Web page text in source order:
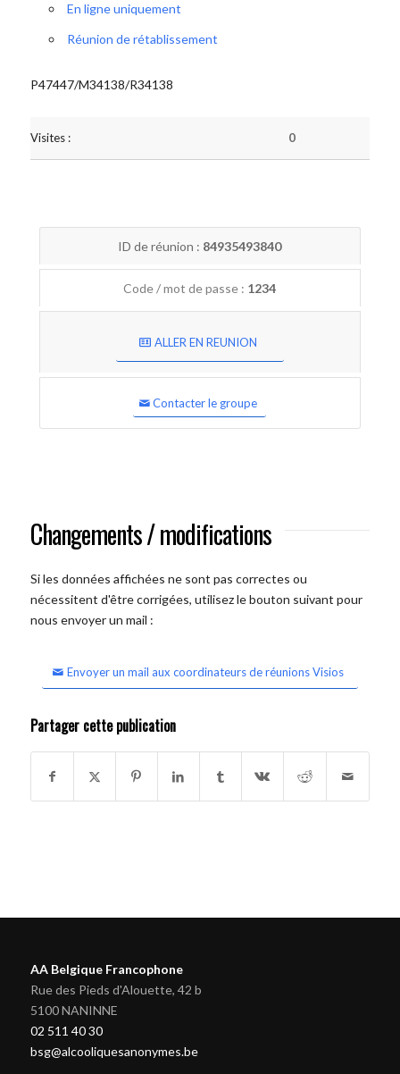
En ligne uniquement
Réunion de rétablissement
P47447/M34138/R34138
Visites : 0
ID de réunion : 84935493840
Code / mot de passe : 1234
ALLER EN REUNION
Contacter le groupe
Changements / modifications
Si les données affichées ne sont pas correctes ou
nécessitent d'être corrigées, utilisez le bouton suivant pour
nous envoyer un mail :
Envoyer un mail aux coordinateurs de réunions Visios
Partager cette publication
AA Belgique Francophone
Rue des Pieds d'Alouette, 42 b
5100 NANINNE
02 511 40 30
bsg@alcooliquesanonymes.be